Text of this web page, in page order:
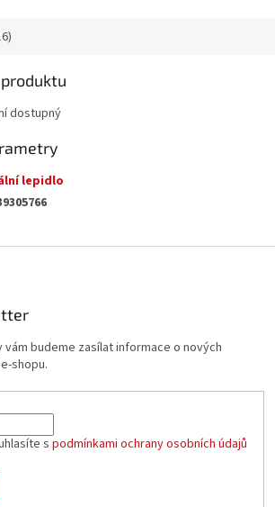
dostupný
lepidlo
vám budeme zasílat informace o nových
shopu.
s podmínkami ochrany osobních údajů